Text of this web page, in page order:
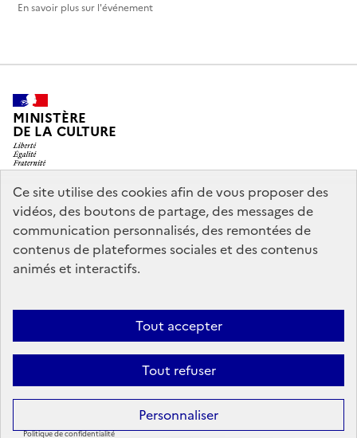
Ce site utilise des cookies afin de vous proposer des
vidéos, des boutons de partage, des messages de
communication personnalisés, des remontées de
contenus de plateformes sociales et des contenus
animés et interactifs.
Tout accepter
Tout refuser
Personnaliser
Politique de confidentialité
En savoir plus sur l'événement
MINISTÈRE
DE LA CULTURE
legifrance.gouv.fr
info.gouv.fr
service-public.gouv.fr
data.gouv.fr
Mentions légales
conforme
Politique d’utilisation des témoins de connexion
Sauf mention contraire, tous les contenus de ce site sont sous